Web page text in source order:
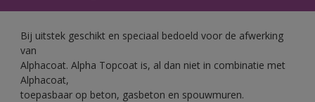
Bij uitstek geschikt en speciaal bedoeld voor de afwerking
van
Alphacoat. Alpha Topcoat is, al dan niet in combinatie met
Alphacoat,
toepasbaar op beton, gasbeton en spouwmuren.